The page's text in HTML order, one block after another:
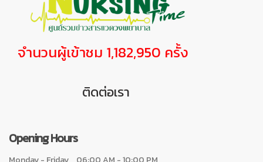
จำนวนผู้เข้าชม 1,182,950 ครั้ง
ติดต่อเรา
Opening Hours